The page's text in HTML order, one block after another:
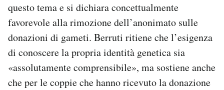
questo temae si dichiara concettualmente
favorevole alla rimozione dell’anonimato sulle
donazioni di gameti. Berruti ritiene che l’esigenza
di conoscere la propria identità genetica sia
«assolutamente comprensibile», ma sostiene anche
che per le coppie che hanno ricevuto la donazione